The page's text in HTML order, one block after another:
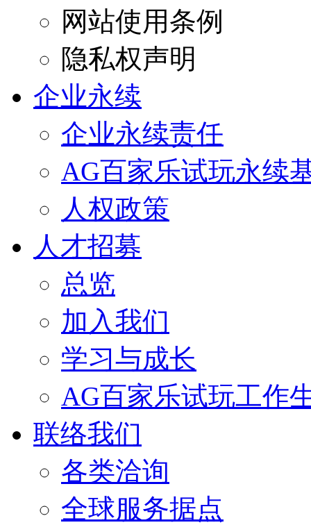
网站使用条例
隐私权声明
企业永续
企业永续责任
AG百家乐试玩永续
人权政策
人才招募
总览
加入我们
学习与成长
AG百家乐试玩工作
联络我们
各类洽询
全球服务据点